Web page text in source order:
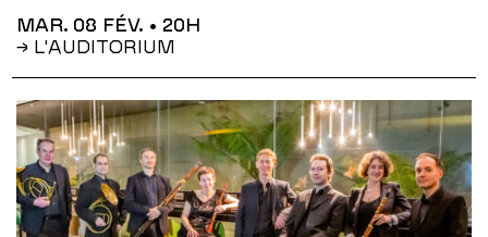
MAR. 08 FÉV. • 20H
→ L'AUDITORIUM